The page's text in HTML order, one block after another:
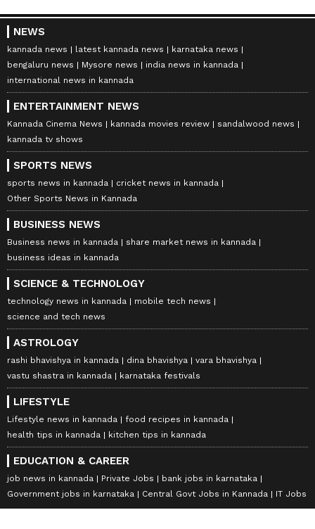
NEWS
kannada news latest kannada news
karnataka news
bengaluru news
Mysore news
india news in kannada
international news in kannada
ENTERTAINMENT NEWS
Kannada Cinema News kannada movies review
sandalwood news
kannada tv shows
SPORTS NEWS
sports news in kannada
cricket news in kannada
Other Sports News in Kannada
BUSINESS NEWS
Business news in kannada
share market news in kannada
business ideas in kannada
SCIENCE & TECHNOLOGY
technology news in kannada
mobile tech news
science and tech news
ASTROLOGY
rashi bhavishya in kannada dina bhavishya
vara bhavishya
vastu shastra in kannada
karnataka festivals
LIFESTYLE
Lifestyle news in kannada
food recipes in kannada
health tips in kannada
kitchen tips in kannada
EDUCATION & CAREER
job news in kannada Private Jobs
bank jobs in karnataka
Government jobs in karnataka
Central Govt Jobs in Kannada IT Jobs